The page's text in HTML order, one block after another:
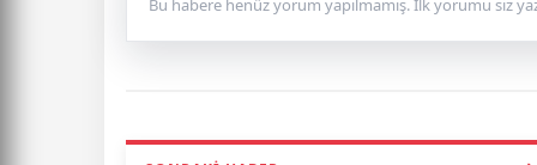
Bu habere henüz yorum yapılmamış. İlk yorumu siz